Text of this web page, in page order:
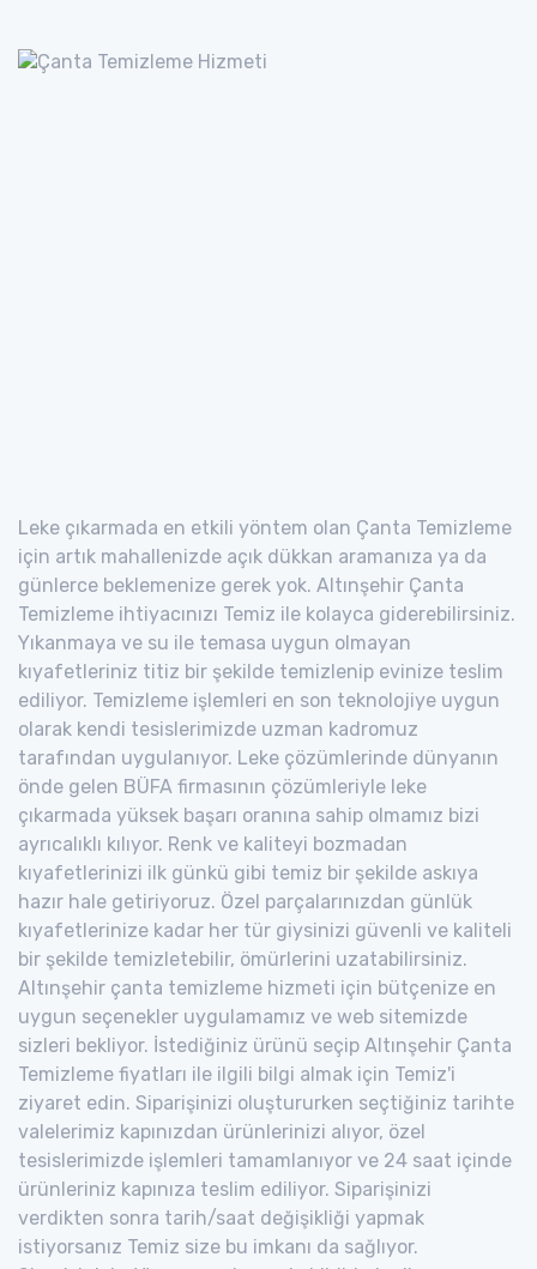
Leke çıkarmada en etkili yöntem olan Çanta Temizleme
için artık mahallenizde açık dükkan aramanıza ya da
günlerce beklemenize gerek yok. Altınşehir Çanta
Temizleme ihtiyacınızı Temiz ile kolayca giderebilirsiniz.
Yıkanmaya ve su ile temasa uygun olmayan
kıyafetleriniz titiz bir şekilde temizlenip evinize teslim
ediliyor. Temizleme işlemleri en son teknolojiye uygun
olarak kendi tesislerimizde uzman kadromuz
tarafından uygulanıyor. Leke çözümlerinde dünyanın
önde gelen BÜFA firmasının çözümleriyle leke
çıkarmada yüksek başarı oranına sahip olmamız bizi
ayrıcalıklı kılıyor. Renk ve kaliteyi bozmadan
kıyafetlerinizi ilk günkü gibi temiz bir şekilde askıya
hazır hale getiriyoruz. Özel parçalarınızdan günlük
kıyafetlerinize kadar her tür giysinizi güvenli ve kaliteli
bir şekilde temizletebilir, ömürlerini uzatabilirsiniz.
Altınşehir çanta temizleme hizmeti için bütçenize en
uygun seçenekler uygulamamız ve web sitemizde
sizleri bekliyor. İstediğiniz ürünü seçip Altınşehir Çanta
Temizleme fiyatları ile ilgili bilgi almak için Temiz'i
ziyaret edin. Siparişinizi oluştururken seçtiğiniz tarihte
valelerimiz kapınızdan ürünlerinizi alıyor, özel
tesislerimizde işlemleri tamamlanıyor ve 24 saat içinde
ürünleriniz kapınıza teslim ediliyor. Siparişinizi
verdikten sonra tarih/saat değişikliği yapmak
istiyorsanız Temiz size bu imkanı da sağlıyor.